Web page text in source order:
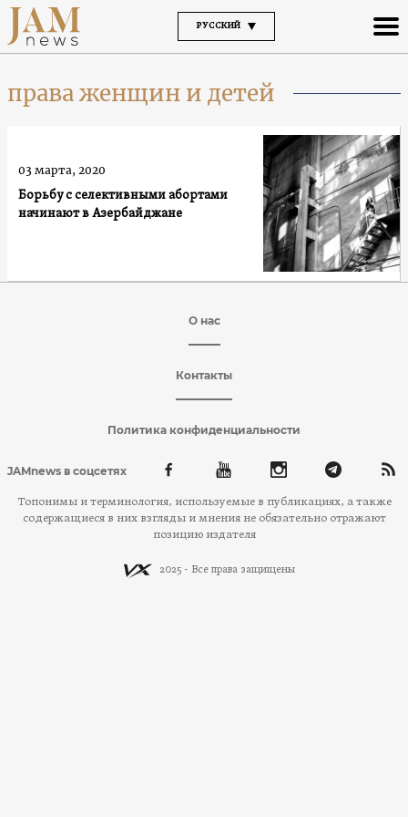
РУССКИЙ
права женщин и детей
Борьбу с селективными абортами
начинают в Азербайджане
03 марта, 2020
О нас
Контакты
Политика конфиденциальности
JAMnews в соцсетях
Топонимы и терминология, используемые в публикациях, а также
содержащиеся в них взгляды и мнения не обязательно отражают
позицию издателя
2025 - Все права защищены